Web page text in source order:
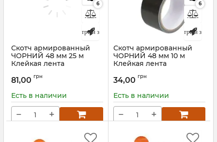
6
Быстрый заказ
Скотч армированный
ЧОРНИЙ 48 мм 25 м
Клейкая лента
81,00 грн
Есть в наличии
− +
6
Быстрый заказ
Скотч армированный
ЧОРНИЙ 48 мм 10 м
Клейкая лента
34,00 грн
Есть в наличии
− +